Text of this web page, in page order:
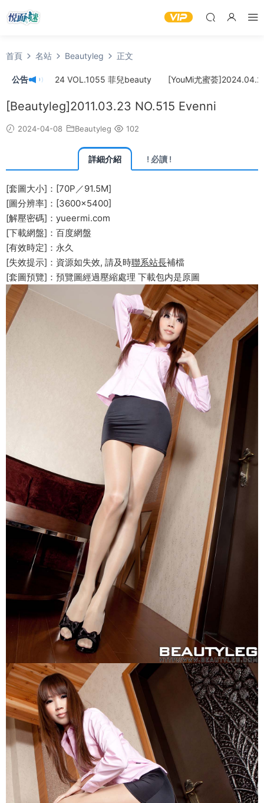
首頁 名站 Beautyleg 正文
公告
]2024.04.24 VOL.1055 菲兒beauty [YouMi尤蜜荟]2024.04.22
[Beautyleg]2011.03.23 NO.515 Evenni
2024-04-08 Beautyleg 102
詳細介紹 ! 必讀 !
[套圖大小]：[70P／91.5M]
[圖分辨率]：[3600×5400]
[解壓密碼]：yueermi.com
[下載網盤]：百度網盤
[有效時定]：永久
[失效提示]：資源如失效, 請及時聯系站長補檔
[套圖預覽]：預覽圖經過壓縮處理 下載包内是原圖